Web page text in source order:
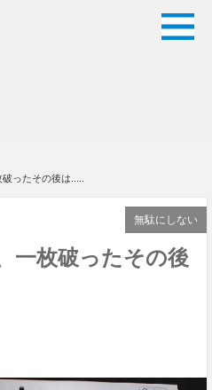
ったその後は.....
無駄にしない
一枚破ったその後